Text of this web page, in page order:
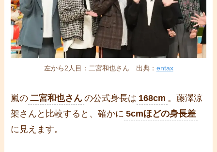
左から2人目：二宮和也さん 出典： entax
嵐の 二宮和也さん の公式身長は 168cm 。藤澤涼
架さんと比較すると、確かに 5cmほどの身長差
に見えます。